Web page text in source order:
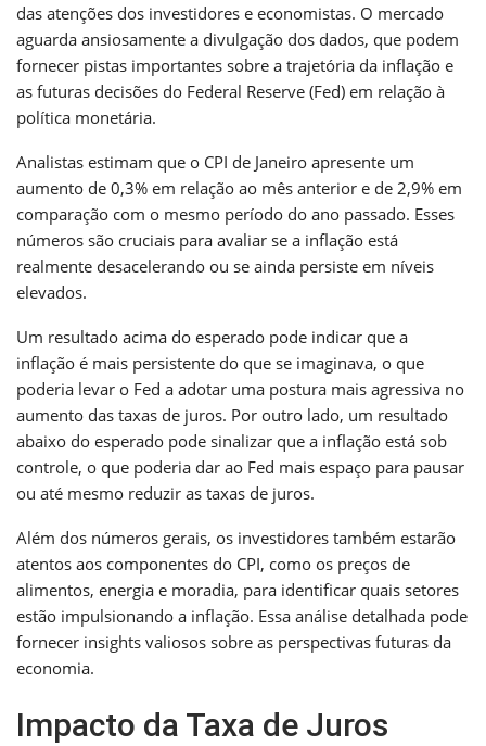
das atenções dos investidores e economistas. O mercado
aguarda ansiosamente a divulgação dos dados, que podem
fornecer pistas importantes sobre a trajetória da inflação e
as futuras decisões do Federal Reserve (Fed) em relação à
política monetária.
Analistas estimam que o CPI de Janeiro apresente um
aumento de 0,3% em relação ao mês anterior e de 2,9% em
comparação com o mesmo período do ano passado. Esses
números são cruciais para avaliar se a inflação está
realmente desacelerando ou se ainda persiste em níveis
elevados.
Um resultado acima do esperado pode indicar que a
inflação é mais persistente do que se imaginava, o que
poderia levar o Fed a adotar uma postura mais agressiva no
aumento das taxas de juros. Por outro lado, um resultado
abaixo do esperado pode sinalizar que a inflação está sob
controle, o que poderia dar ao Fed mais espaço para pausar
ou até mesmo reduzir as taxas de juros.
Além dos números gerais, os investidores também estarão
atentos aos componentes do CPI, como os preços de
alimentos, energia e moradia, para identificar quais setores
estão impulsionando a inflação. Essa análise detalhada pode
fornecer insights valiosos sobre as perspectivas futuras da
economia.
Impacto da Taxa de Juros